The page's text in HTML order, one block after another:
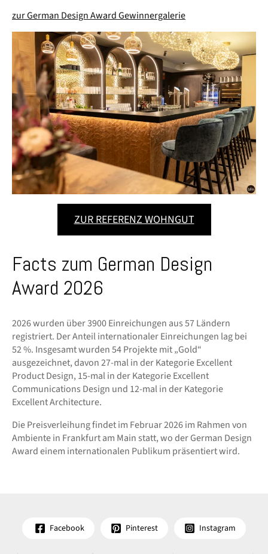
zur German Design Award Gewinnergalerie
ZUR REFERENZ WOHNGUT
Facts zum German Design
Award 2026
2026 wurden über 3900 Einreichungen aus 57 Ländern
registriert. Der Anteil internationaler Einreichungen lag bei
52 %. Insgesamt wurden 54 Projekte mit „Gold“
ausgezeichnet, davon 27-mal in der Kategorie Excellent
Product Design, 15-mal in der Kategorie Excellent
Communications Design und 12-mal in der Kategorie
Excellent Architecture.
Die Preisverleihung findet im Februar 2026 im Rahmen von
Ambiente in Frankfurt am Main statt, wo der German Design
Award einem internationalen Publikum präsentiert wird.
Facebook Pinterest Instagram